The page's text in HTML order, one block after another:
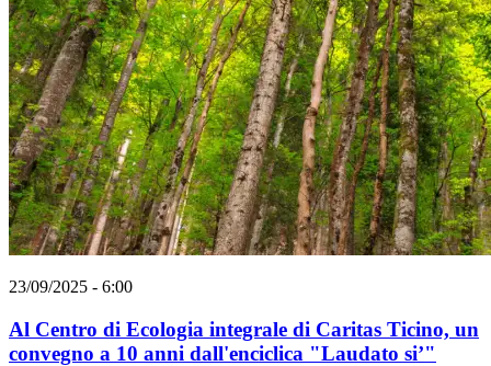
23/09/2025 - 6:00
Al Centro di Ecologia integrale di Caritas Ticino, un
convegno a 10 anni dall'enciclica "Laudato si’"